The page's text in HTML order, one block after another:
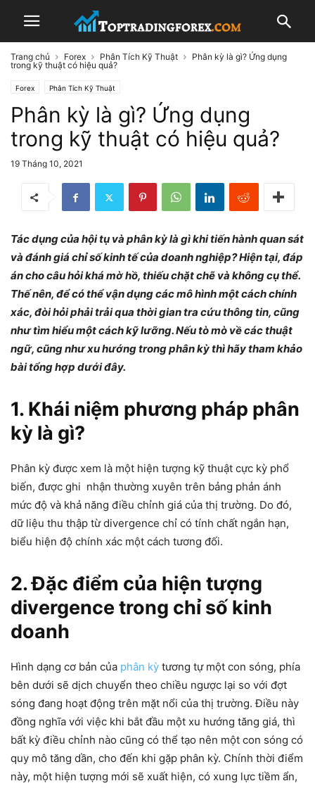
Trang chủ Forex Phân Tích Kỹ Thuật
Phân kỳ là gì? Ứng dụng
trong kỹ thuật có hiệu quả?
Forex Phân Tích Kỹ Thuật
Phân kỳ là gì? Ứng dụng
trong kỹ thuật có hiệu quả?
19 Tháng 10, 2021
Tác dụng của hội tụ và phân kỳ là gì khi tiến hành quan sát
và đánh giá chỉ số kinh tế của doanh nghiệp? Hiện tại, đáp
án cho câu hỏi khá mờ hồ, thiếu chặt chẽ và không cụ thể.
Thế nên, để có thể vận dụng các mô hình một cách chính
xác, đòi hỏi phải trải qua thời gian tra cứu thông tin, cũng
như tìm hiểu một cách kỹ lưỡng. Nếu tò mò về các thuật
ngữ, cũng như xu hướng trong phân kỳ thì hãy tham khảo
bài tổng hợp dưới đây.
1. Khái niệm phương pháp phân
kỳ là gì?
Phân kỳ được xem là một hiện tượng kỹ thuật cực kỳ phổ
biến, được ghi nhận thường xuyên trên bảng phản ánh
mức độ và khả năng điều chỉnh giá của thị trường. Do đó,
dữ liệu thu thập từ divergence chỉ có tính chất ngắn hạn,
biểu hiện độ chính xác một cách tương đối.
2. Đặc điểm của hiện tượng
divergence trong chỉ số kinh
doanh
Hình dạng cơ bản của phân kỳ tương tự một con sóng, phía
bên dưới sẽ dịch chuyển theo chiều ngược lại so với đợt
sóng đang hoạt động trên mặt nổi của thị trường. Điều này
đồng nghĩa với việc khi bắt đầu một xu hướng tăng giá, thì
bất kỳ điều chỉnh nào cũng có thể tạo nên một con sóng có
quy mô tăng dần, cho đến khi gặp phân kỳ. Chính thời điểm
này, một hiện tượng mới sẽ xuất hiện, có xung lực tiềm ẩn,